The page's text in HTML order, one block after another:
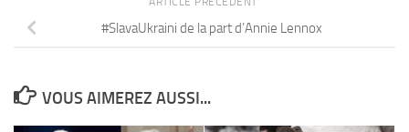
#SlavaUkraini de la part d’Annie Lennox
VOUS AIMEREZ AUSSI...